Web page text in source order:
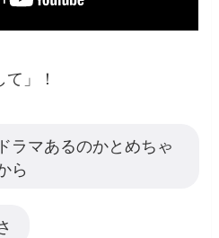
」！
ラマあるのかとめちゃ
ら